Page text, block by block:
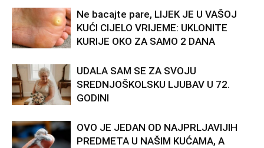
Ne bacajte pare, LIJEK JE U VAŠOJ
KUĆI CIJELO VRIJEME: UKLONITE
KURIJE OKO ZA SAMO 2 DANA
UDALA SAM SE ZA SVOJU
SREDNJOŠKOLSKU LJUBAV U 72.
GODINI
OVO JE JEDAN OD NAJPRLJAVIJIH
PREDMETA U NAŠIM KUĆAMA, A